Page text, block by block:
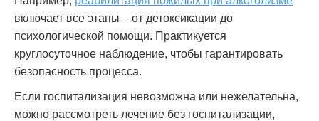
включает все этапы – от детоксикации до
психологической помощи. Практикуется
круглосуточное наблюдение, чтобы гарантировать
безопасность процесса.
Если госпитализация невозможна или нежелательна,
можно рассмотреть лечение без госпитализации,